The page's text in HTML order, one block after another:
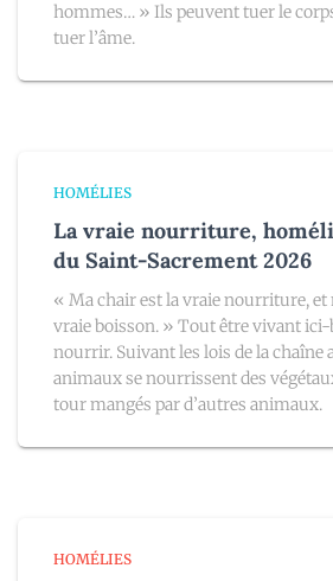
hommes… » Ils peuvent tuer le
tuer l’âme.
HOMÉLIES
La vraie nourriture,
du Saint-Sacrement 2026
« Ma chair est la vraie nourriture, et
vraie boisson. » Tout être vivant ici-
nourrir. Suivant les lois de la chaîne
animaux se nourrissent des
tour mangés par d’autres animaux.
HOMÉLIES